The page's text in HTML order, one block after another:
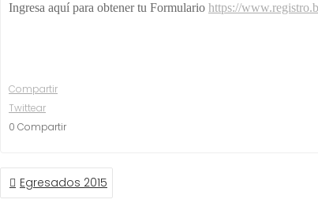
Ingresa aquí para obtener tu Formulario https://
Compartir
Twittear
0 Compartir
NAVEGACIÓN
DE
Egresados 2015